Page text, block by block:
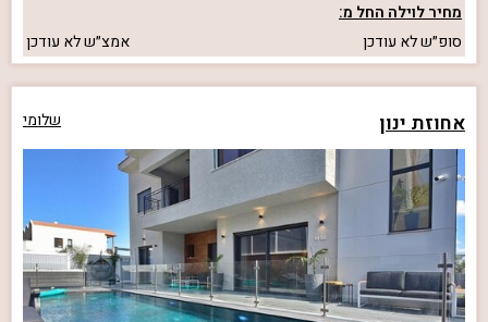
מחיר לוילה החל מ:
סופ״שלא עודכן אמצ״שלא עודכן
אחוזת ינון שלומי